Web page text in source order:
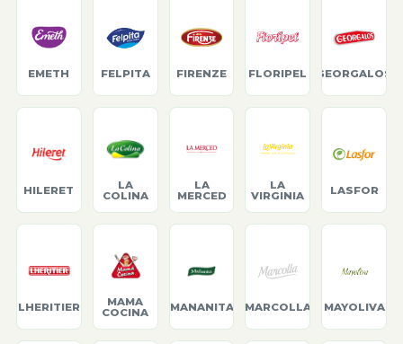
EMETH FELPITA FIRENZE FLORIPEL GEORGALOS
HILERET
LA
COLINA
LA
MERCED
LA
VIRGINIA
LASFOR
LHERITIER
MAMA
COCINA
MANANITA MARCOLLA MAYOLIVA